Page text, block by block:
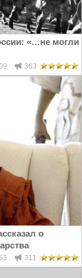
«…не могли
363
о
311